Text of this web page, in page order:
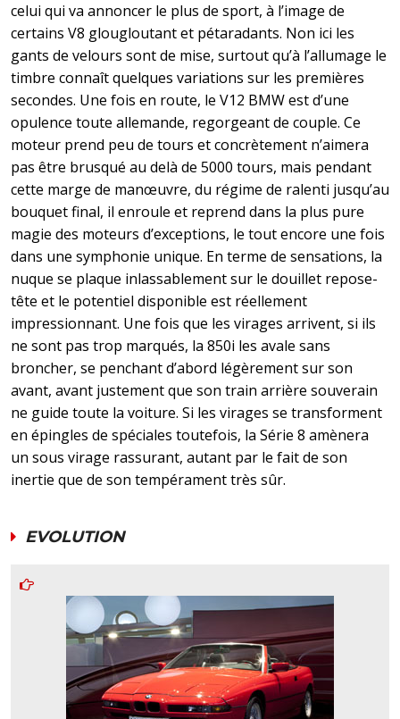
celui qui va annoncer le plus de sport, à l’image de
certains V8 glougloutant et pétaradants. Non ici les
gants de velours sont de mise, surtout qu’à l’allumage le
timbre connaît quelques variations sur les premières
secondes. Une fois en route, le V12 BMW est d’une
opulence toute allemande, regorgeant de couple. Ce
moteur prend peu de tours et concrètement n’aimera
pas être brusqué au delà de 5000 tours, mais pendant
cette marge de manœuvre, du régime de ralenti jusqu’au
bouquet final, il enroule et reprend dans la plus pure
magie des moteurs d’exceptions, le tout encore une fois
dans une symphonie unique. En terme de sensations, la
nuque se plaque inlassablement sur le douillet repose-
tête et le potentiel disponible est réellement
impressionnant. Une fois que les virages arrivent, si ils
ne sont pas trop marqués, la 850i les avale sans
broncher, se penchant d’abord légèrement sur son
avant, avant justement que son train arrière souverain
ne guide toute la voiture. Si les virages se transforment
en épingles de spéciales toutefois, la Série 8 amènera
un sous virage rassurant, autant par le fait de son
inertie que de son tempérament très sûr.
EVOLUTION